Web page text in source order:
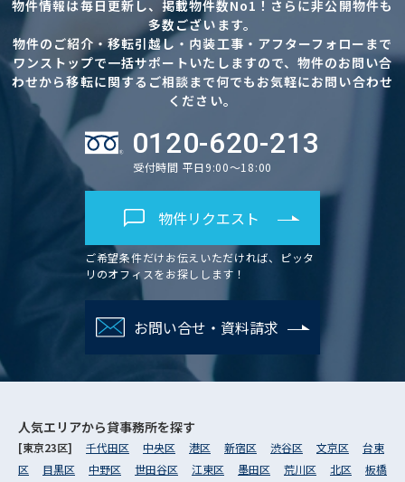
物件情報は毎日更新し、掲載物件数No1！さらに非公開物件も
多数ございます。
物件のご紹介・移転引越し・内装工事・アフターフォローまで
ワンストップで一括サポートいたしますので、物件のお問い合
わせから移転に関するご相談まで何でもお気軽にお問い合わせ
ください。
0120-620-213
受付時間 平日9:00～18:00
物件リクエスト
ご希望条件だけお伝えいただければ、ピッタ
リのオフィスをお探しします！
お問い合せ・資料請求
人気エリアから貸事務所を探す
[東京23区] 千代田区 中央区 港区 新宿区 渋谷区 文京区
台東
区
目黒区 中野区 世田谷区 江東区 墨田区 荒川区 北区
板橋